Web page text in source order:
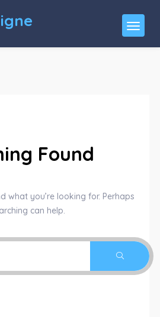
Found
what you’re looking for. Perhaps
can help.